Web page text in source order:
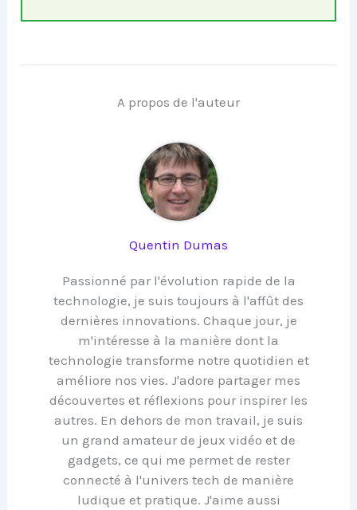
A propos de l'auteur
Quentin Dumas
Passionné par l'évolution rapide de la
technologie, je suis toujours à l'affût des
dernières innovations. Chaque jour, je
m'intéresse à la manière dont la
technologie transforme notre quotidien et
améliore nos vies. J'adore partager mes
découvertes et réflexions pour inspirer les
autres. En dehors de mon travail, je suis
un grand amateur de jeux vidéo et de
gadgets, ce qui me permet de rester
connecté à l'univers tech de manière
ludique et pratique. J'aime aussi